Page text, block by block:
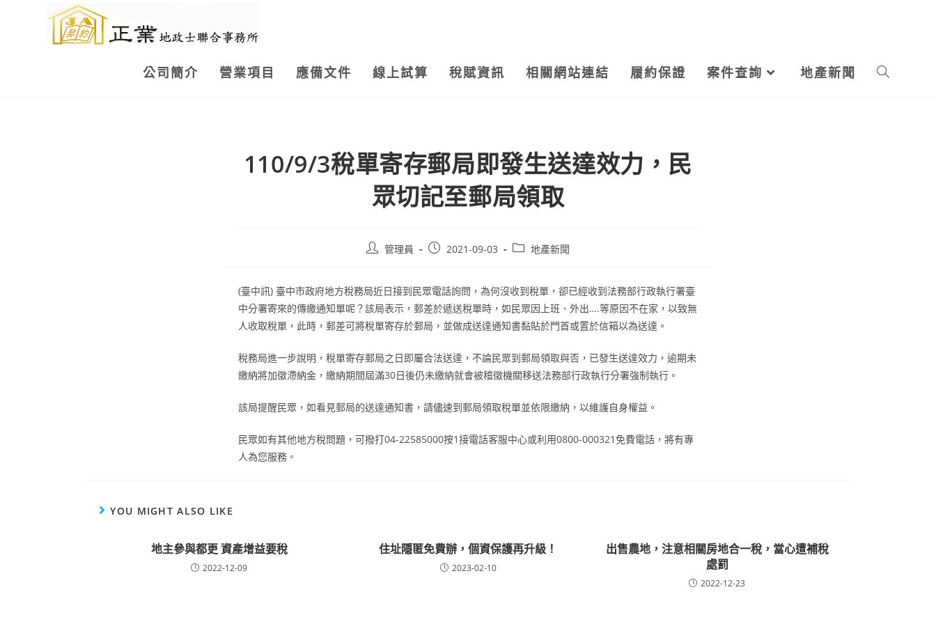
公司簡介 營業項目 應備文件 線上試算 稅賦資訊 相關網站連結 履約保證 案件查詢 地產新聞 Toggle
110/9/3稅單寄存郵局即發生送達效力，民
眾切記至郵局領取
Post管理員
Post 2021-09-03
Post地產新聞
(臺中訊) 臺中市政府地方稅務局近日接到民眾電話詢問，為何沒收到稅單，卻已經收到法務部行政執行署臺
中分署寄來的傳繳通知單呢？該局表示，郵差於遞送稅單時，如民眾因上班、外出….等原因不在家，以致無
人收取稅單，此時，郵差可將稅單寄存於郵局，並做成送達通知書黏貼於門首或置於信箱以為送達。
稅務局進一步說明，稅單寄存郵局之日即屬合法送達，不論民眾到郵局領取與否，已發生送達效力，逾期未
繳納將加徵滯納金，繳納期間屆滿30日後仍未繳納就會被稽徵機關移送法務部行政執行分署強制執行。
該局提醒民眾，如看見郵局的送達通知書，請儘速到郵局領取稅單並依限繳納，以維護自身權益。
民眾如有其他地方稅問題，可撥打04-22585000按1接電話客服中心或利用0800-000321免費電話，將有專
人為您服務。
YOU MIGHT ALSO LIKE
地主參與都更 資產增益要稅
2022-12-09
住址隱匿免費辦，個資保護再升級！
2023-02-10
出售農地，注意相關房地合一稅，當心遭補稅
處罰
2022-12-23